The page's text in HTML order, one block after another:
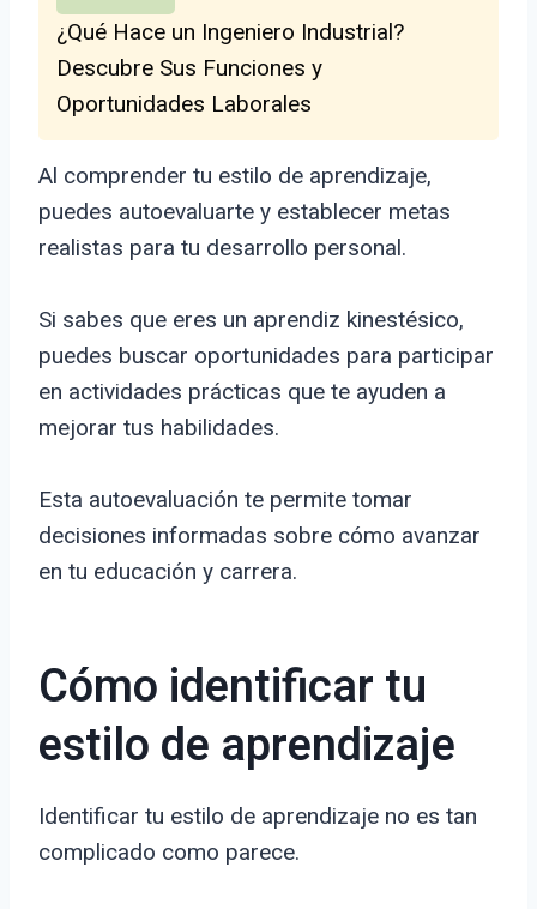
¿Qué Hace un Ingeniero Industrial?
Descubre Sus Funciones y
Oportunidades Laborales
Al comprender tu estilo de aprendizaje,
puedes autoevaluarte y establecer metas
realistas para tu desarrollo personal.
Si sabes que eres un aprendiz kinestésico,
puedes buscar oportunidades para participar
en actividades prácticas que te ayuden a
mejorar tus habilidades.
Esta autoevaluación te permite tomar
decisiones informadas sobre cómo avanzar
en tu educación y carrera.
Cómo identificar tu
estilo de aprendizaje
Identificar tu estilo de aprendizaje no es tan
complicado como parece.